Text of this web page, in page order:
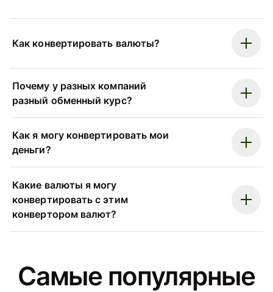
Как конвертировать валюты?
Почему у разных компаний
разный обменный курс?
Как я могу конвертировать мои
деньги?
Какие валюты я могу
конвертировать с этим
конвертором валют?
Самые популярные